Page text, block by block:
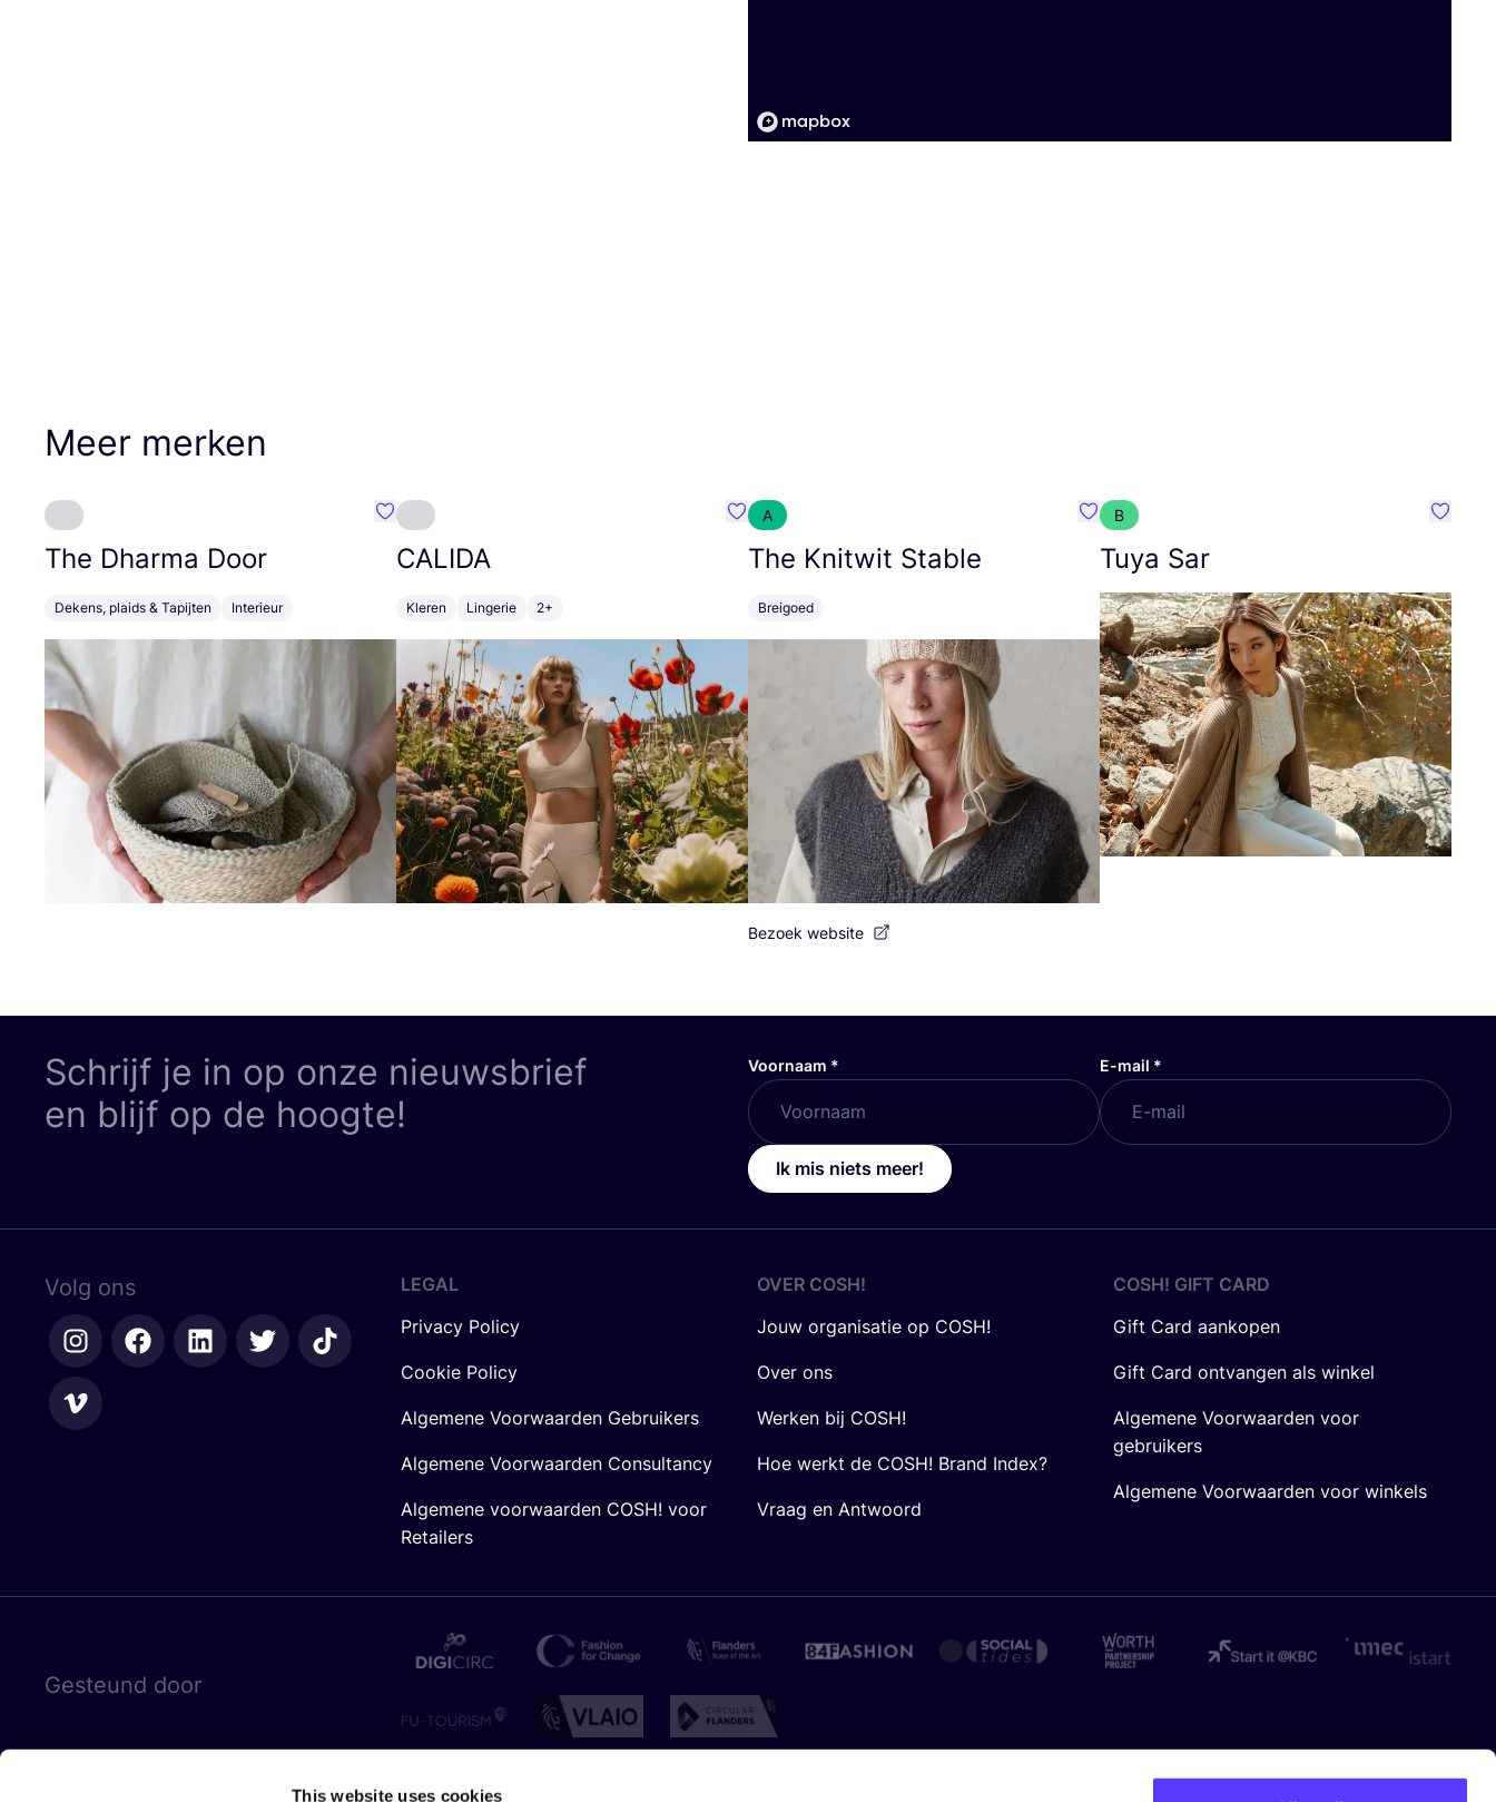
This website uses cookies
Meer merken
The Dharma Door
Dekens, plaids & Tapijten Interieur
Favoriete {naam}
CALIDA
Kleren Lingerie 2+
Favoriete {naam}
A
The Knitwit Stable
Breigoed
Favoriete {naam}
Bezoek website
B
Tuya Sar
Schrijf je in op onze nieuwsbrief
en blijf op de hoogte!
Voornaam * E-mail *
Ik mis niets meer!
Volg ons
LEGAL
Privacy Policy
Cookie Policy
Algemene Voorwaarden Gebruikers
Algemene Voorwaarden Consultancy
Algemene voorwaarden COSH! voor
Retailers
OVER COSH!
Jouw organisatie op COSH!
Over ons
Werken bij COSH!
Hoe werkt de COSH! Brand Index?
Vraag en Antwoord
COSH! GIFT CARD
Gift Card aankopen
Gift Card ontvangen als winkel
Algemene Voorwaarden voor
gebruikers
Algemene Voorwaarden voor winkels
Gesteund door